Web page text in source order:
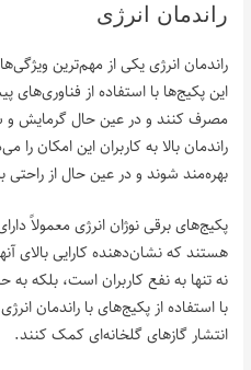
راندمان انرژی
راندمان انرژی یکی از مهم‌ترین
این پکیج‌ها با استفاده از فناوری‌های
مصرف کنند و در عین حال گرمایش و
راندمان بالا به کاربران این امکان
بهره‌مند شوند و در عین حال از راحتی
هستند که نشان‌دهنده کارایی بالای
نه تنها به نفع کاربران است،
با استفاده از پکیج‌های با راندمان
انتشار گازهای گلخانه‌ای کمک کنند.